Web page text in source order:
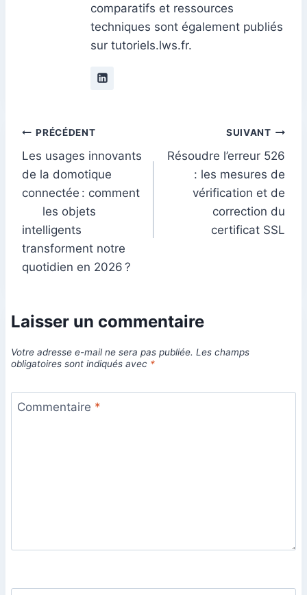
comparatifs et ressources
techniques sont également publiés
sur tutoriels.lws.fr.
Navigation
de
l’article
PRÉCÉDENT
Les usages innovants
de la domotique
connectée : comment
les objets
intelligents
transforment notre
quotidien en 2026 ?
SUIVANT
Résoudre l’erreur 526
: les mesures de
vérification et de
correction du
certificat SSL
Laisser un commentaire
Votre adresse e-mail ne sera pas publiée. Les champs
obligatoires sont indiqués avec *
Commentaire *